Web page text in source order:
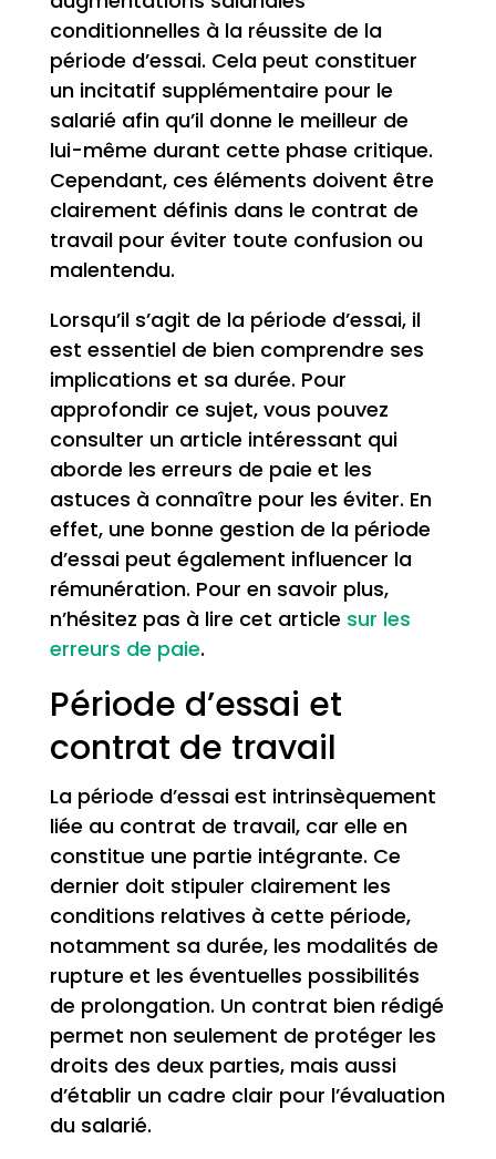
conditionnelles à la réussite de la
période d’essai. Cela peut constituer
un incitatif supplémentaire pour le
salarié afin qu’il donne le meilleur de
lui-même durant cette phase critique.
Cependant, ces éléments doivent être
clairement définis dans le contrat de
travail pour éviter toute confusion ou
malentendu.
Lorsqu’il s’agit de la période d’essai, il
est essentiel de bien comprendre ses
implications et sa durée. Pour
approfondir ce sujet, vous pouvez
consulter un article intéressant qui
aborde les erreurs de paie et les
astuces à connaître pour les éviter. En
effet, une bonne gestion de la période
d’essai peut également influencer la
rémunération. Pour en savoir plus,
n’hésitez pas à lire cet article sur les
erreurs de paie.
Période d’essai et
contrat de travail
La période d’essai est intrinsèquement
liée au contrat de travail, car elle en
constitue une partie intégrante. Ce
dernier doit stipuler clairement les
conditions relatives à cette période,
notamment sa durée, les modalités de
rupture et les éventuelles possibilités
de prolongation. Un contrat bien rédigé
permet non seulement de protéger les
droits des deux parties, mais aussi
d’établir un cadre clair pour l’évaluation
du salarié.